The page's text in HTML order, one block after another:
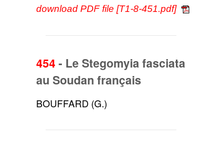
download PDF file [T1-8-451.pdf]
454 - Le Stegomyia fasciata
au Soudan français
BOUFFARD (G.)